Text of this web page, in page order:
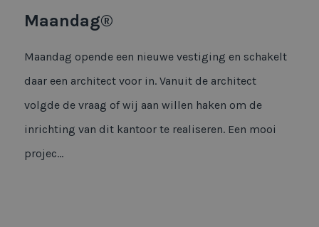
Maandag opende een nieuwe vestiging en schakelt
volgde de vraag of wij aan willen haken om de
inrichting van dit kantoor te realiseren. Een mooi
projec...